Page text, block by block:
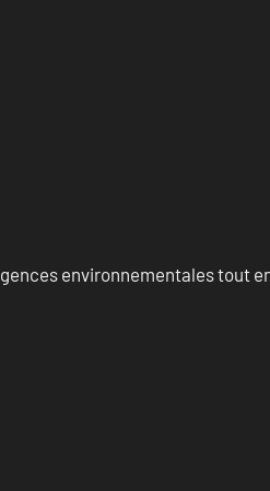
environnementales tout